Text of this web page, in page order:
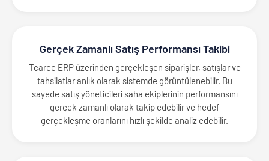
Gerçek Zamanlı Satış Performansı Takibi
Tcaree ERP üzerinden gerçekleşen siparişler, satışlar ve
tahsilatlar anlık olarak sistemde görüntülenebilir. Bu
sayede satış yöneticileri saha ekiplerinin performansını
gerçek zamanlı olarak takip edebilir ve hedef
gerçekleşme oranlarını hızlı şekilde analiz edebilir.